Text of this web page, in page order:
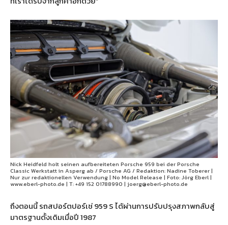
Nick Heidfeld holt seinen aufbereiteten Porsche 959 bei der Porsche
Classic Werkstatt in Asperg ab / Porsche AG / Redaktion: Nadine Toberer |
Nur zur redaktionellen Verwendung | No Model Release | Foto: Jörg Eberl |
www.eberl-photo.de | T: +49 152 01788990 | joerg@eberl-photo.de
ถึงตอนนี้ รถสปอร์ตปอร์เช่ 959 S ได้ผ่านการปรับปรุงสภาพกลับสู่
มาตรฐานดั้งเดิมเมื่อปี 1987